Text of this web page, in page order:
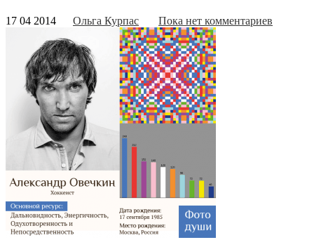
17 04 2014 Ольга Курпас Пока нет комментариев